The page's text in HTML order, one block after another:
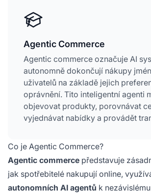
Agentic Commerce
Agentic commerce označuje AI
autonomně dokončují nákupy
uživatelů na základě jejich
oprávnění. Tito inteligentní agenti
objevovat produkty, porovnávat
vyjednávat nabídky a provádět
mění způsob, jakým spotřebitelé
online.
Co je Agentic Commerce?
Agentic commerce představuje
jak spotřebitelé nakupují online,
autonomních AI agentů k